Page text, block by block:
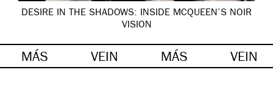
DESIRE IN THE SHADOWS: INSIDE MCQUEEN’S NOIR
VISION
MÁS VEIN MÁS VEIN